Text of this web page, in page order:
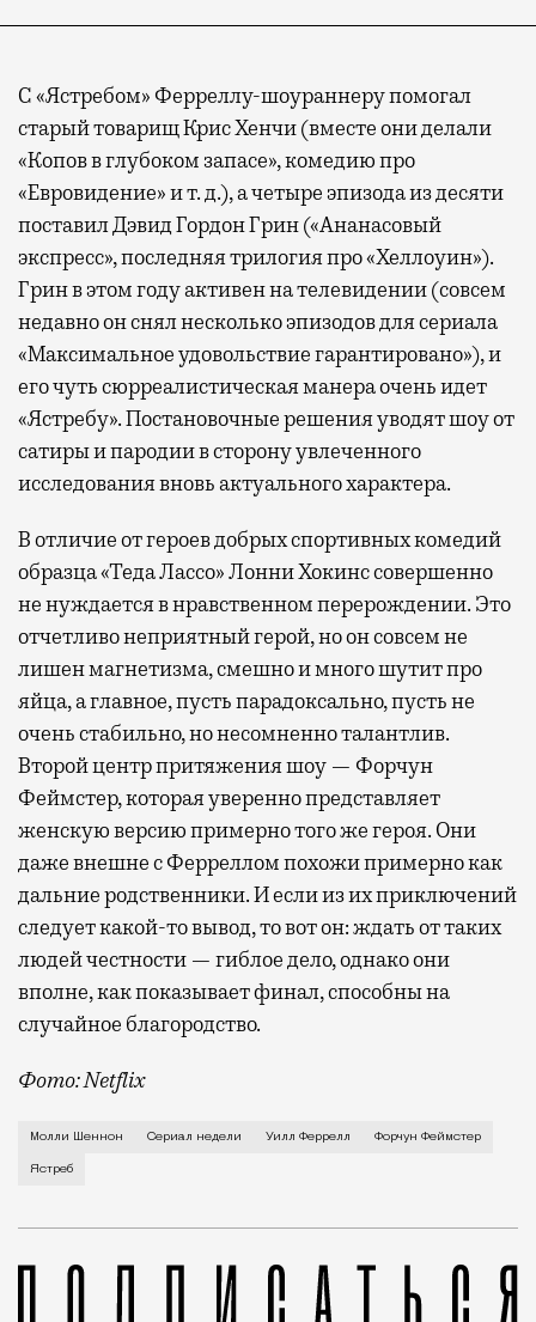
С «Ястребом» Ферреллу-шоураннеру помогал
старый товарищ Крис Хенчи (вместе они делали
«Копов в глубоком запасе», комедию про
«Евровидение» и т. д.), а четыре эпизода из десяти
поставил Дэвид Гордон Грин («Ананасовый
экспресс», последняя трилогия про «Хеллоуин»).
Грин в этом году активен на телевидении (совсем
недавно он снял несколько эпизодов для сериала
«Максимальное удовольствие гарантировано»), и
его чуть сюрреалистическая манера очень идет
«Ястребу». Постановочные решения уводят шоу от
сатиры и пародии в сторону увлеченного
исследования вновь актуального характера.
В отличие от героев добрых спортивных комедий
образца «Теда Лассо» Лонни Хокинс совершенно
не нуждается в нравственном перерождении. Это
отчетливо неприятный герой, но он совсем не
лишен магнетизма, смешно и много шутит про
яйца, а главное, пусть парадоксально, пусть не
очень стабильно, но несомненно талантлив.
Второй центр притяжения шоу — Форчун
Феймстер, которая уверенно представляет
женскую версию примерно того же героя. Они
даже внешне с Ферреллом похожи примерно как
дальние родственники. И если из их приключений
следует какой-то вывод, то вот он: ждать от таких
людей честности — гиблое дело, однако они
вполне, как показывает финал, способны на
случайное благородство.
Фото: Netflix
Когда-то Лонни Хокинс (Уилл Феррелл) был
Молли Шеннон Сериал недели Уилл Феррелл Форчун Феймстер
Ястреб